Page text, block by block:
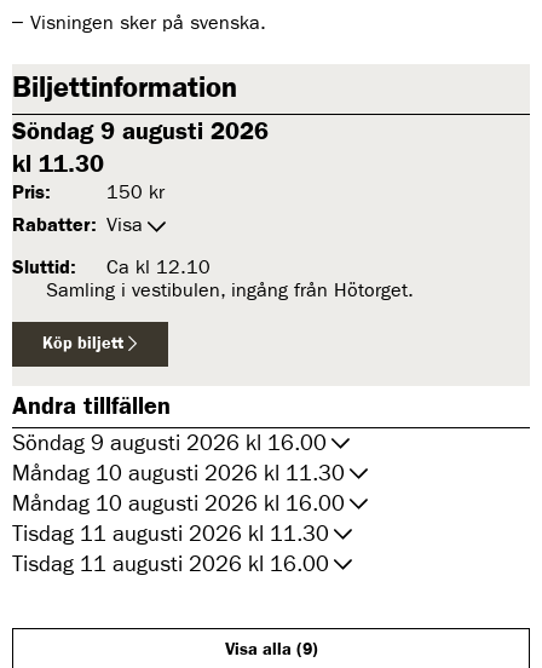
Visningen sker på svenska.
Biljettinformation
Söndag 9 augusti 2026
kl 11.30
Pris:
150 kr
Rabatter: Visa
Sluttid:
Ca kl 12.10
Samling i vestibulen, ingång från Hötorget.
Köp biljett t
i
l
T
a
v
s
n
i
n
Andra tillfällen
Söndag 9 augusti 2026 kl 16.00
Måndag 10 augusti 2026 kl 11.30
Måndag 10 augusti 2026 kl 16.00
Tisdag 11 augusti 2026 kl 11.30
Tisdag 11 augusti 2026 kl 16.00
Visa alla (9)